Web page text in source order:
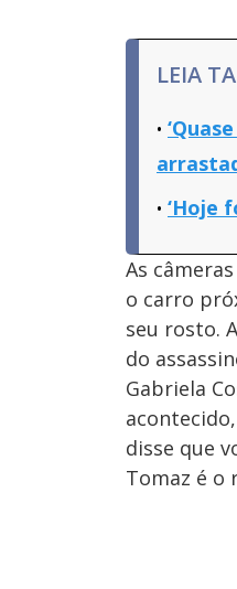
LEIA
‘Hoje
As
o carro
seu rosto.
do
Gabriela
disse que
Tomaz é o